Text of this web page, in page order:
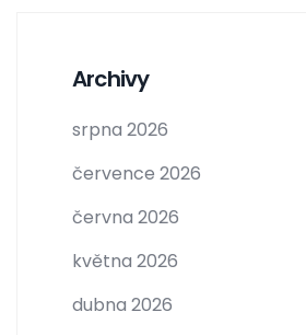
Archivy
srpna 2026
července 2026
června 2026
května 2026
dubna 2026